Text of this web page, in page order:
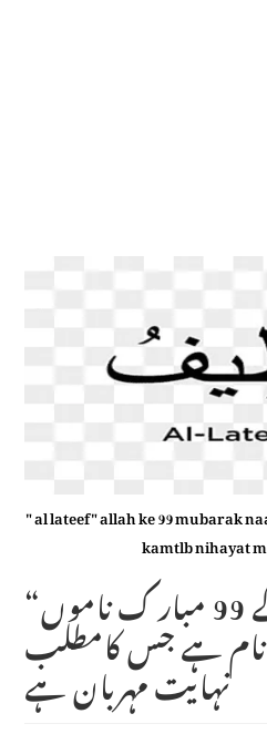
" al lateef" allah ke 99 mubarak
kamtlb nihayat
“الطیف ” االلہ کے 99 مبار ک ناموں
ہے جس کامطلب
نہایت مہربان ہے